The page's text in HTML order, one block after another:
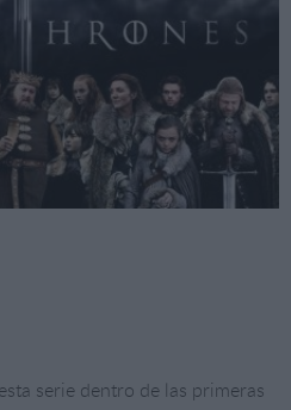
serie dentro de las primeras